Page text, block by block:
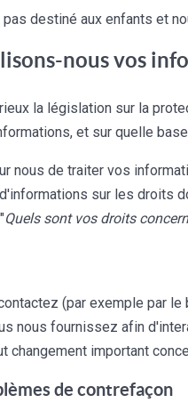
destiné aux enfants et
nous vos
la législation sur la
et sur quelle
nous de traiter vos
sur les droits
Quels sont vos droits
(par exemple par
nous fournissez afin
changement important
de contrefaçon